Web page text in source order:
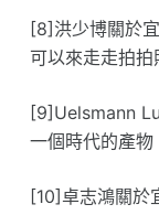
[8]洪少博關於
可以來走走拍
[9]Uelsmann
一個時代的產物
[10]卓志鴻關於